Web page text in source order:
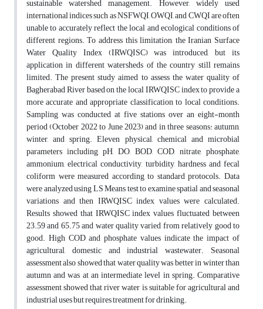
sustainable watershed management. However, widely used
international indices such as NSFWQI, OWQI, and CWQI are often
unable to accurately reflect the local and ecological conditions of
different regions. To address this limitation, the Iranian Surface
Water Quality Index (IRWQISC) was introduced, but its
application in different watersheds of the country still remains
limited. The present study aimed to assess the water quality of
Bagherabad River based on the local IRWQISC index to provide a
more accurate and appropriate classification to local conditions.
Sampling was conducted at five stations over an eight-month
period (October 2022 to June 2023) and in three seasons: autumn,
winter, and spring. Eleven physical, chemical and microbial
parameters including pH, DO, BOD, COD, nitrate, phosphate,
ammonium, electrical conductivity, turbidity, hardness and fecal
coliform were measured according to standard protocols. Data
were analyzed using LS Means test to examine spatial and seasonal
variations and then IRWQISC index values were calculated.
Results showed that IRWQISC index values fluctuated between
23.59 and 65.75 and water quality varied from relatively good to
good. High COD and phosphate values indicate the impact of
agricultural, domestic and industrial wastewater. Seasonal
assessment also showed that water quality was better in winter than
autumn and was at an intermediate level in spring. Comparative
assessment showed that river water is suitable for agricultural and
industrial uses but requires treatment for drinking.